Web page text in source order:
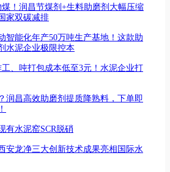
！润昌节煤剂+生料助磨剂大幅压缩
家双碳减排
智能化年产50万吨生产基地！这款助
水泥企业极限控本
、吨打包成本低至3元！水泥企业打
润昌高效助磨剂提质降熟料，下单即
有水泥窑SCR脱硝
安龙净三大创新技术成果亮相国际水